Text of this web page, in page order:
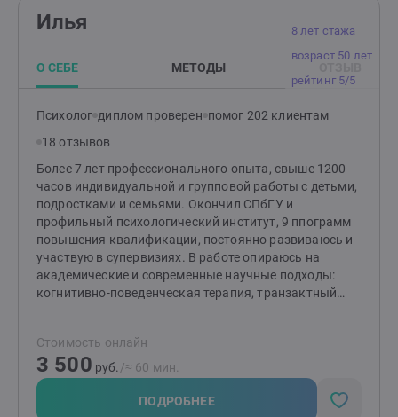
8 лет стажа
возраст 50 лет
рейтинг 5/5
Илья
О СЕБЕ МЕТОДЫ
Психолог диплом проверен помог 202 клиентам
18 отзывов
Более 7 лет профессионального опыта, свыше 1200
часов индивидуальной и групповой работы с детьми,
подростками и семьями. Окончил СПбГУ и
профильный психологический институт, 9 ппограмм
повышения квалификации, постоянно развиваюсь и
участвую в супервизиях. В работе опираюсь на
академические и современные научные подходы:
когнитивно-поведенческая терапия, транзактный
сопровождение. Принимаю очно в Санкт-Петербурге
и онлайн Провожу бесплатную 20-минутную
ознакомительную встречу, чтобы вы могли спокойно
задать вопросы и описать свой запрос.
Стоимость онлайн
3 500 руб. /≈ 60 мин.
ПОДРОБНЕЕ